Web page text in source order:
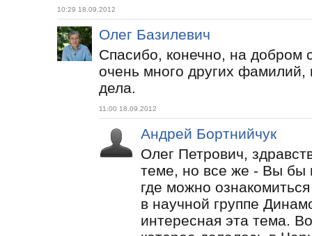
10:29 18.09.2012
Олег Базилевич
Спасибо, конечно, на
очень много других
дела.
11:00 18.09.2012
Андрей Бортнийчук
Олег Петрович,
теме, но все же - Вы бы
где можно
в научной группе
интересная эта тема.